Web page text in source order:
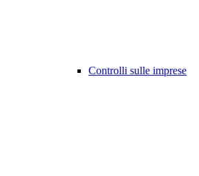
Controlli sulle imprese